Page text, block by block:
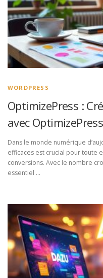
WORDPRESS
OptimizePress :
avec OptimizePress
Dans le monde numérique
efficaces est crucial pour toute
conversions. Avec le nombre
essentiel …